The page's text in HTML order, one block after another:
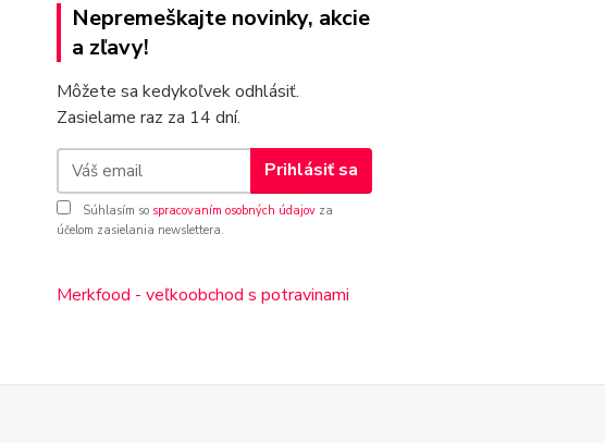
Nepremeškajte novinky, akcie
a zľavy!
Môžete sa kedykoľvek odhlásiť.
Zasielame raz za 14 dní.
Prihlásiť sa
Súhlasím so spracovaním osobných údajov za
účelom zasielania newslettera.
Merkfood - veľkoobchod s potravinami